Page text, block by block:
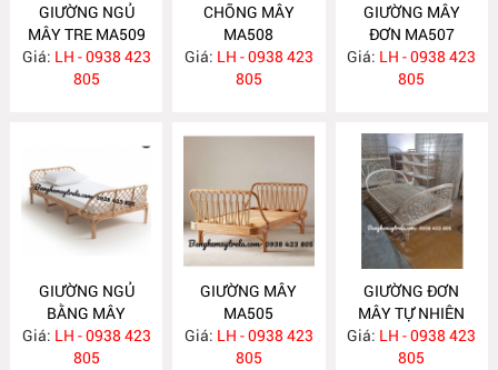
GIƯỜNG NGỦ
MÂY TRE MA509
Giá: LH - 0938 423
805
CHÕNG MÂY
MA508
Giá: LH - 0938 423
805
GIƯỜNG MÂY
ĐƠN MA507
Giá: LH - 0938 423
805
GIƯỜNG NGỦ
BẰNG MÂY
MA506
Giá: LH - 0938 423
805
GIƯỜNG MÂY
MA505
Giá: LH - 0938 423
805
GIƯỜNG ĐƠN
MÂY TỰ NHIÊN
MA504
Giá: LH - 0938 423
805